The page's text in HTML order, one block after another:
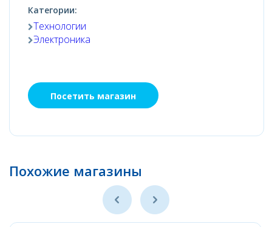
Категории:
Технологии
Электроника
Посетить магазин
Похожие магазины